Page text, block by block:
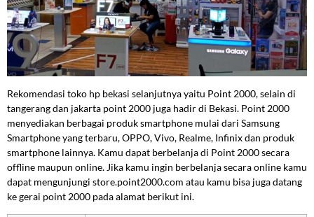
Rekomendasi toko hp bekasi selanjutnya yaitu Point 2000, selain di
tangerang dan jakarta point 2000 juga hadir di Bekasi. Point 2000
menyediakan berbagai produk smartphone mulai dari Samsung
Smartphone yang terbaru, OPPO, Vivo, Realme, Infinix dan produk
smartphone lainnya. Kamu dapat berbelanja di Point 2000 secara
offline maupun online. Jika kamu ingin berbelanja secara online kamu
dapat mengunjungi store.point2000.com atau kamu bisa juga datang
ke gerai point 2000 pada alamat berikut ini.